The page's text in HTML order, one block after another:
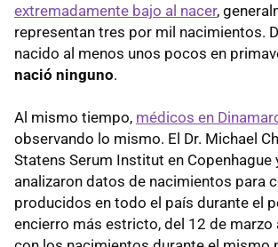
extremadamente bajo al nacer,
representan tres por mil nacimientos.
nacido al menos unos pocos en
nació ninguno.
Al mismo tiempo, médicos en
observando lo mismo. El Dr. Michael
Statens Serum Institut en Copenhague
analizaron datos de nacimientos para
producidos en todo el país durante el
encierro más estricto, del 12 de marzo